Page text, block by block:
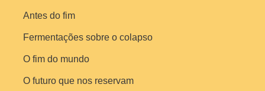
Antes do fim
Fermentações sobre o colapso
O fim do mundo
O futuro que nos reservam